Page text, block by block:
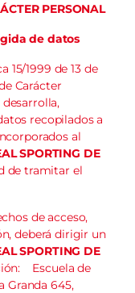
PERSONAL
de datos
1999 de 13 de
Carácter
recopilados a
al
SPORTING DE
de tramitar el
de acceso,
deberá dirigir un
SPORTING DE
Escuela de
Granda 645,